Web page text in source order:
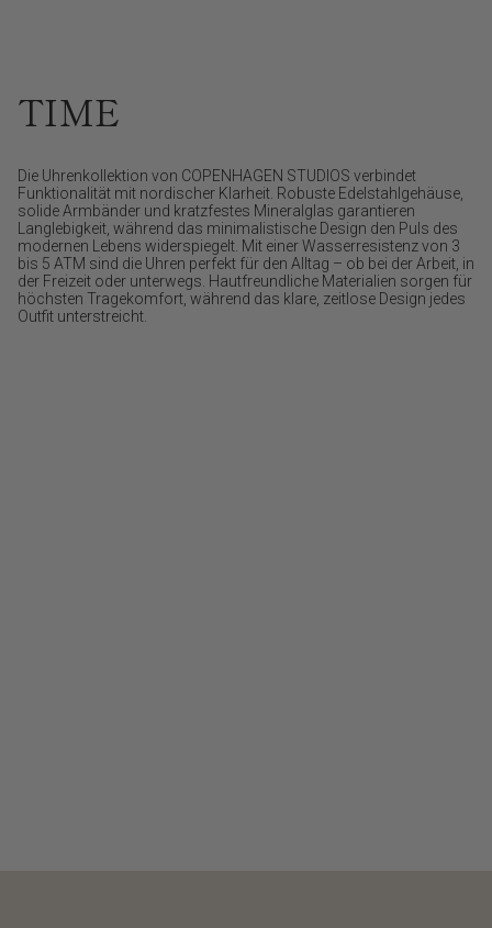
TIME
Die Uhrenkollektion von COPENHAGEN STUDIOS verbindet
Funktionalität mit nordischer Klarheit. Robuste Edelstahlgehäuse,
solide Armbänder und kratzfestes Mineralglas garantieren
Langlebigkeit, während das minimalistische Design den Puls des
modernen Lebens widerspiegelt. Mit einer Wasserresistenz von 3
bis 5 ATM sind die Uhren perfekt für den Alltag – ob bei der Arbeit, in
der Freizeit oder unterwegs. Hautfreundliche Materialien sorgen für
höchsten Tragekomfort, während das klare, zeitlose Design jedes
Outfit unterstreicht.